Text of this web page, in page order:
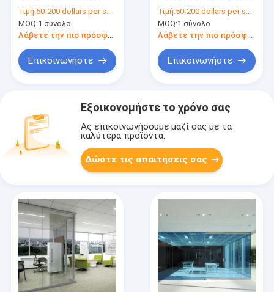
Προσαρμοσμένο
τοίχος διαχωρισμού
γραφείου
Τιμή:50-200 dollars per square meter
MOQ:1 σύνολο
Λάβετε την πιο πρόσφατη τιμή
Επικοινωνήστε
γραφείου
εξοικονόμηση χώρου
παγωμένο γυαλί
Τιμή:50-200 dollars per square meter
MOQ:1 σύνολο
Λάβετε την πιο πρόσφατη τιμή
Επικοινωνήστε
Εξοικονομήστε το χρόνο σας
Ας επικοινωνήσουμε μαζί σας με τα
καλύτερα προϊόντα.
Δώστε τις απαιτήσεις σας